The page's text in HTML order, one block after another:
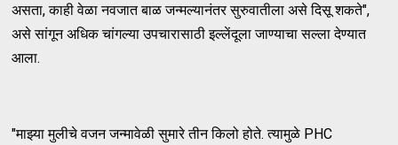
असता, काही वेळा नवजात बाळ जन्मल्यानंतर सुरुवातीला असे दिसू शकते",
असे सांगून अधिक चांगल्या उपचारासाठी इल्लेंदूला जाण्याचा सल्ला देण्यात
आला.
"माझ्या मुलीचे वजन जन्मावेळी सुमारे तीन किलो होते. त्यामुळे PHC